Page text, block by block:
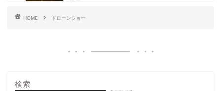
HOME ドローンショー
検索